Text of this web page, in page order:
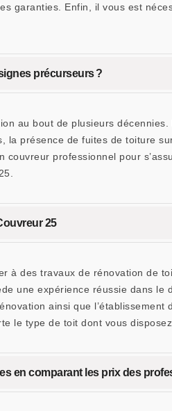
garanties. Enfin, il vous est
précurseurs ?
au bout de plusieurs
la présence de fuites de toiture
professionnel pour
25
à des travaux de rénovation de
une expérience réussie dans le
ainsi que l’établissement
le type de toit dont vous disposez.
en comparant les prix des